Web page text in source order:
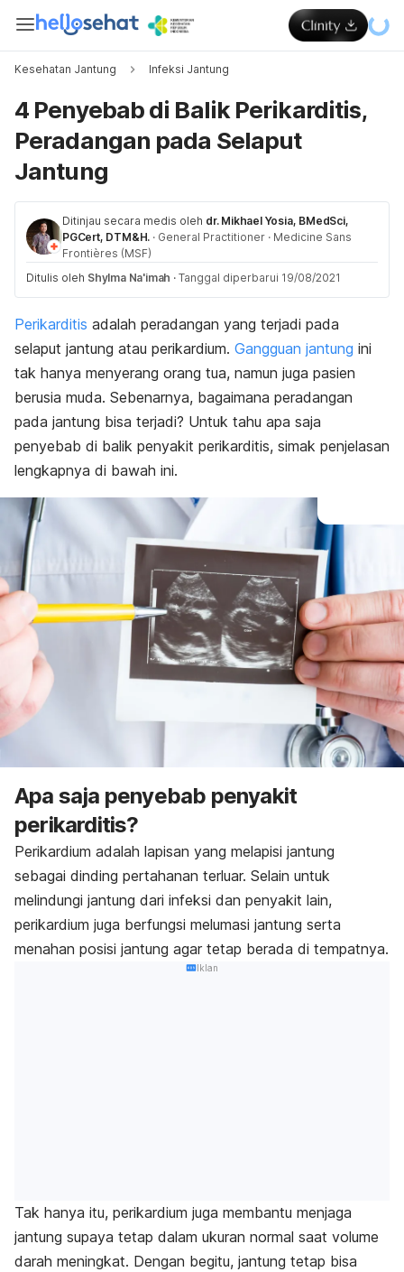
Kesehatan Jantung Infeksi Jantung
4 Penyebab di Balik Perikarditis,
Peradangan pada Selaput
Jantung
Ditinjau secara medis oleh dr. Mikhael Yosia, BMedSci,
PGCert, DTM&H. · General Practitioner · Medicine Sans
Frontières (MSF)
Ditulis oleh Shylma Na'imah · Tanggal diperbarui 19/08/2021
Perikarditis adalah peradangan yang terjadi pada
selaput jantung atau perikardium. Gangguan jantung ini
tak hanya menyerang orang tua, namun juga pasien
berusia muda. Sebenarnya, bagaimana peradangan
pada jantung bisa terjadi? Untuk tahu apa saja
penyebab di balik penyakit perikarditis, simak penjelasan
lengkapnya di bawah ini.
Apa saja penyebab penyakit
perikarditis?
Perikardium adalah lapisan yang melapisi jantung
sebagai dinding pertahanan terluar. Selain untuk
melindungi jantung dari infeksi dan penyakit lain,
perikardium juga berfungsi melumasi jantung serta
menahan posisi jantung agar tetap berada di tempatnya.
Iklan
Tak hanya itu, perikardium juga membantu menjaga
jantung supaya tetap dalam ukuran normal saat volume
darah meningkat. Dengan begitu, jantung tetap bisa